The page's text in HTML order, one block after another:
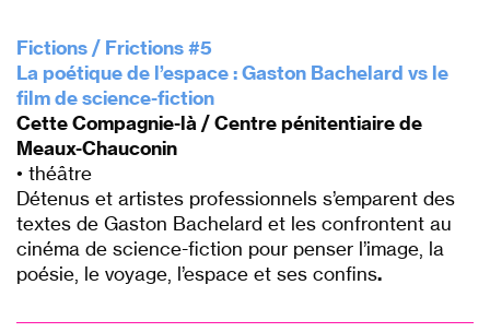
Fictions / Frictions #5
La poétique de l’espace : Gaston Bachelard vs le
filmde science-fiction
Cette Compagnie-là / Centre pénitentiaire de
Meaux-Chauconin
• théâtre
Détenus et artistes professionnels s’emparent des
textes de Gaston Bachelard et les confrontent au
cinéma de science-fiction pour penser l’image, la
poésie, le voyage, l’espace et ses confins.